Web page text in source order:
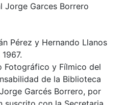
Jorge Garces Borrero
Pérez y Hernando Llanos
Fotográfico y Fílmico del
de la Biblioteca
Garcés Borrero, por